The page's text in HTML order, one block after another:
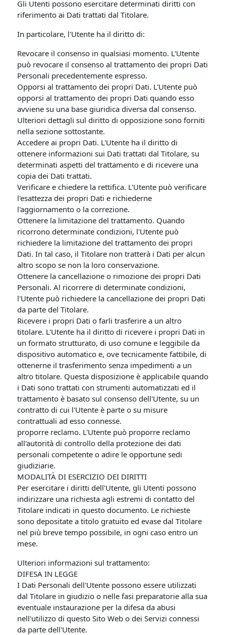
Gli Utenti possono esercitare determinati diritti con
riferimento ai Dati trattati dal Titolare.
In particolare, l'Utente ha il diritto di:
Revocare il consenso in qualsiasi momento. L'Utente
può revocare il consenso al trattamento dei propri Dati
Personali precedentemente espresso.
Opporsi al trattamento dei propri Dati. L'Utente può
opporsi al trattamento dei propri Dati quando esso
avviene su una base giuridica diversa dal consenso.
Ulteriori dettagli sul diritto di opposizione sono forniti
nella sezione sottostante.
Accedere ai propri Dati. L'Utente ha il diritto di
ottenere informazioni sui Dati trattati dal Titolare, su
determinati aspetti del trattamento e di ricevere una
copia dei Dati trattati.
Verificare e chiedere la rettifica. L'Utente può verificare
l'esattezza dei propri Dati e richiederne
l'aggiornamento o la correzione.
Ottenere la limitazione del trattamento. Quando
ricorrono determinate condizioni, l'Utente può
richiedere la limitazione del trattamento dei propri
Dati. In tal caso, il Titolare non tratterà i Dati per alcun
altro scopo se non la loro conservazione.
Ottenere la cancellazione o rimozione dei propri Dati
Personali. Al ricorrere di determinate condizioni,
l'Utente può richiedere la cancellazione dei propri Dati
da parte del Titolare.
Ricevere i propri Dati o farli trasferire a un altro
titolare. L'Utente ha il diritto di ricevere i propri Dati in
un formato strutturato, di uso comune e leggibile da
dispositivo automatico e, ove tecnicamente fattibile, di
ottenerne il trasferimento senza impedimenti a un
altro titolare. Questa disposizione è applicabile quando
i Dati sono trattati con strumenti automatizzati ed il
trattamento è basato sul consenso dell'Utente, su un
contratto di cui l'Utente è parte o su misure
contrattuali ad esso connesse.
proporre reclamo. L'Utente può proporre reclamo
all'autorità di controllo della protezione dei dati
personali competente o adire le opportune sedi
giudiziarie.
MODALITÀ DI ESERCIZIO DEI DIRITTI
Per esercitare i diritti dell'Utente, gli Utenti possono
indirizzare una richiesta agli estremi di contatto del
Titolare indicati in questo documento. Le richieste
sono depositate a titolo gratuito ed evase dal Titolare
nel più breve tempo possibile, in ogni caso entro un
mese.
Ulteriori informazioni sul trattamento:
DIFESA IN LEGGE
I Dati Personali dell'Utente possono essere utilizzati
dal Titolare in giudizio o nelle fasi preparatorie alla sua
eventuale instaurazione per la difesa da abusi
nell'utilizzo di questo Sito Web o dei Servizi connessi
da parte dell'Utente.